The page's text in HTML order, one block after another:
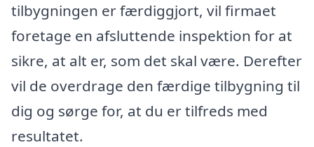
tilbygningen er færdiggjort, vil firmaet
foretage en afsluttende inspektion for at
sikre, at alt er, som det skal være. Derefter
vil de overdrage den færdige tilbygning til
dig og sørge for, at du er tilfreds med
resultatet.